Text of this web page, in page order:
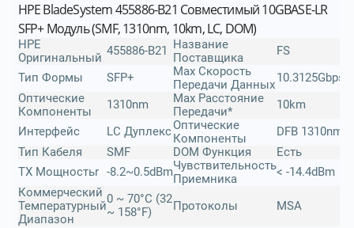
HPE BladeSystem 455886-B21 Совместимый 10GBASE-LR
SFP+ Модуль (SMF, 1310nm, 10km, LC, DOM)
HPE
Оригинальный 455886-B21 Название
Поставщика
FS
Тип Формы
SFP+
Max Скорость
Передачи Данных10.3125Gbps
Оптические
Компоненты
1310nm
Max Расстояние
Передачи*
10km
Интерфейс
LC ДуплексОптические
Компоненты
DFB 1310nm
Тип Кабеля
SMF DOM Функция
Есть
TX Мощностьr -8.2~0.5dBmЧувствительность
Приемника
< -14.4dBm
Коммерческий
Температурный
Диапазон
0 ~ 70°C (32
~ 158°F)
Протоколы MSA